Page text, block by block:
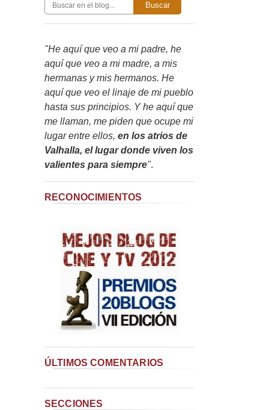
Buscar
"He aquí que veo a mi padre, he
aquí que veo a mi madre, a mis
hermanas y mis hermanos. He
aquí que veo el linaje de mi pueblo
hasta sus principios. Y he aquí que
me llaman, me piden que ocupe mi
lugar entre ellos, en los atrios de
Valhalla, el lugar donde viven los
valientes para siempre".
RECONOCIMIENTOS
ÚLTIMOS COMENTARIOS
SECCIONES